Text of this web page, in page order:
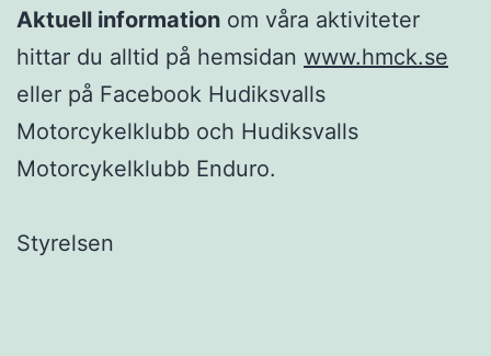
Aktuell information om våra aktiviteter
hittar du alltid på hemsidan www.hmck.se
eller på Facebook Hudiksvalls
Motorcykelklubb och Hudiksvalls
Motorcykelklubb Enduro.
Styrelsen